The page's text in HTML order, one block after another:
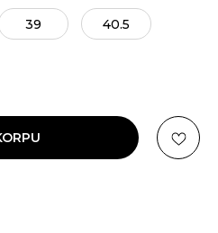
39 40.5